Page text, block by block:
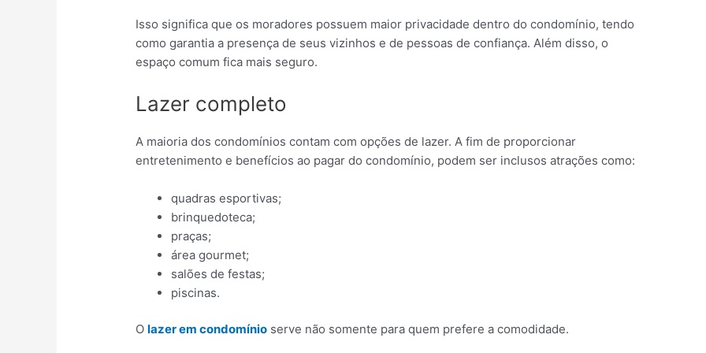
Isso significa que os moradores possuem maior privacidade dentro do condomínio, tendo
como garantia a presença de seus vizinhos e de pessoas de confiança. Além disso, o
espaço comum fica mais seguro.
Lazer completo
A maioria dos condomínios contam com opções de lazer. A fim de proporcionar
entretenimento e benefícios ao pagar do condomínio, podem ser inclusos atrações como:
quadras esportivas;
brinquedoteca;
praças;
área gourmet;
salões de festas;
piscinas.
Olazer em condomínio serve não somente para quem prefere a comodidade.